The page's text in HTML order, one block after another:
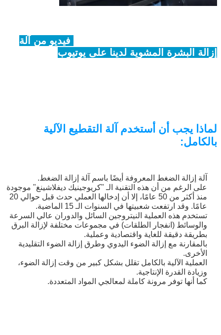
فيديو من آلة
إزالة البشرة المشوية لدينا على يوتيوب
لماذا يجب أن أستخدم آلة التقطيع الآلية
بالكامل:
آلة إزالة الضغط المعروفة أيضًا باسم آلة إزالة الضغط.
على الرغم من أن هذه التقنية الـ "كريوجينيك ديفلاشينغ" موجودة
منذ أكثر من 50 عامًا، إلا أن إدخالها العملي حدث قبل حوالي 20
عامًا. وقد ارتفعت شعبيتها في السنوات الـ 15 الماضية.
تستخدم هذه العملية النيتروجين السائل والدوران عالي السرعة
والوسائط (انفجار الطلقات) في مجموعات مختلفة لإزالة البرق
بطريقة دقيقة للغاية واقتصادية وعملية.
بالمقارنة مع إزالة الضوء اليدوي وطرق إزالة الضوء التقليدية
الأخرى.
العملية الآلية بالكامل تقلل بشكل كبير من وقت إزالة الضوء،
وزيادة القدرة الإنتاجية.
كما أنها توفر مرونة كاملة لمعالجي المواد المتعددة.